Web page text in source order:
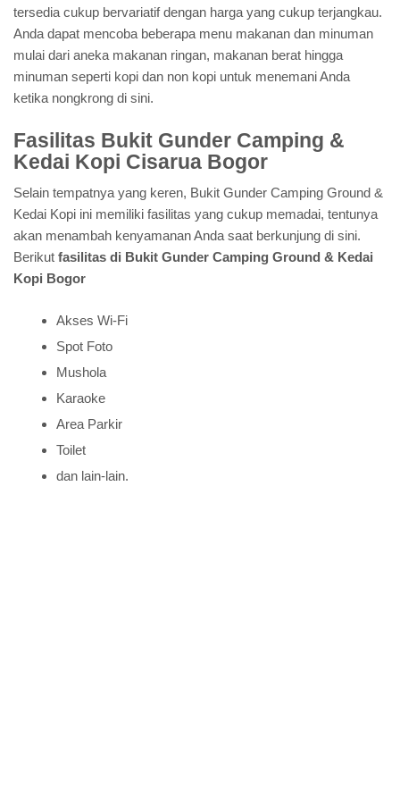
tersedia cukup bervariatif dengan harga yang cukup terjangkau.
Anda dapat mencoba beberapa menu makanan dan minuman
mulai dari aneka makanan ringan, makanan berat hingga
minuman seperti kopi dan non kopi untuk menemani Anda
ketika nongkrong di sini.
Fasilitas Bukit Gunder Camping &
Kedai Kopi Cisarua Bogor
Selain tempatnya yang keren, Bukit Gunder Camping Ground &
Kedai Kopi ini memiliki fasilitas yang cukup memadai, tentunya
akan menambah kenyamanan Anda saat berkunjung di sini.
Berikut fasilitas di Bukit Gunder Camping Ground & Kedai
Kopi Bogor
Akses Wi-Fi
Spot Foto
Mushola
Karaoke
Area Parkir
Toilet
dan lain-lain.